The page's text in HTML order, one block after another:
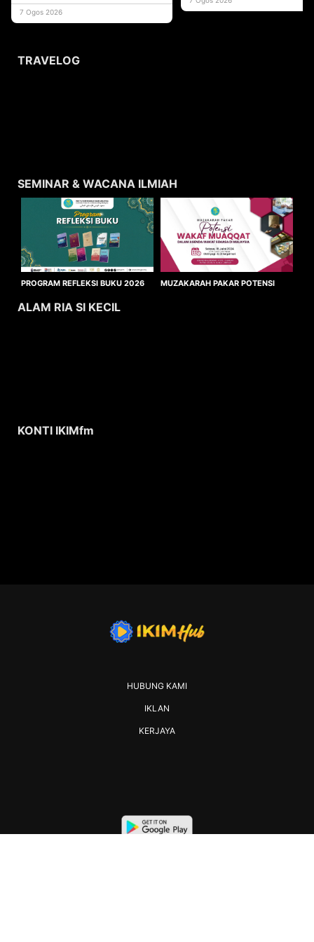
usaha
7 Ogos 2026
TRAVELOG
SEMINAR & WACANA ILMIAH
PROGRAM REFLEKSI BUKU 2026
MUZAKARAH PAKAR POTENSI
ALAM RIA SI KECIL
KONTI IKIMfm
HUBUNG KAMI
IKLAN
KERJAYA